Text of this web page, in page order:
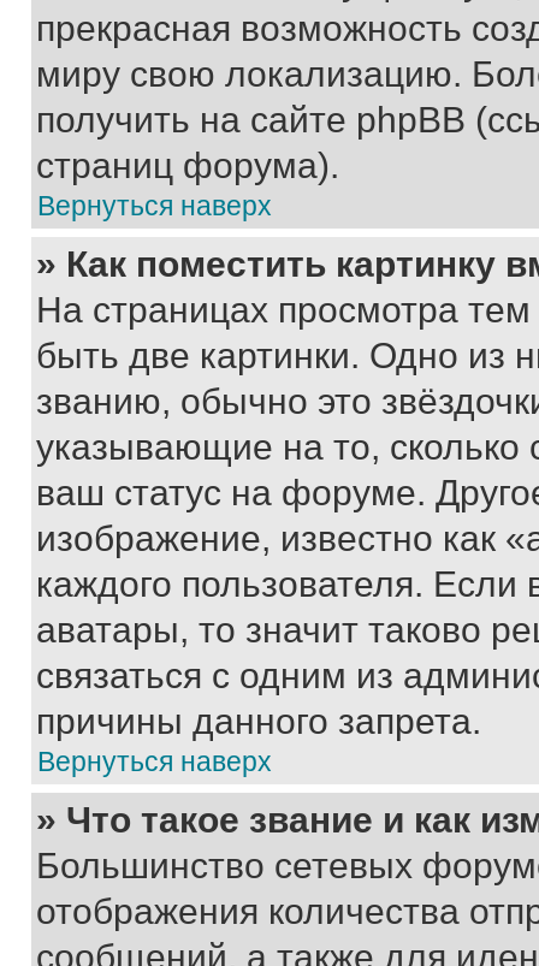
прекрасная возможность
миру свою локализацию.
получить на сайте phpBB
страниц форума).
Вернуться наверх
» Как поместить картинку
На страницах просмотра
быть две картинки. Одно из
званию, обычно это
указывающие на то,
ваш статус на форуме.
изображение, известно как
каждого пользователя.
аватары, то значит таково
связаться с одним из
причины данного запрета.
Вернуться наверх
» Что такое звание и как
Большинство сетевых
отображения количества
сообщений, а также для